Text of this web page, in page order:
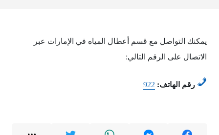
يمكنك التواصل مع قسم أعطال المياه في الإمارات عبر
الاتصال على الرقم التالي:
رقم الهاتف: 922